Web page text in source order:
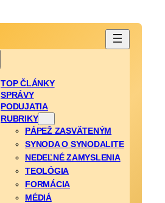
TOP ČLÁNKY
SPRÁVY
PODUJATIA
RUBRIKY
PÁPEŽ ZASVÄTENÝM
SYNODA O SYNODALITE
NEDEĽNÉ ZAMYSLENIA
TEOLÓGIA
FORMÁCIA
MÉDIÁ